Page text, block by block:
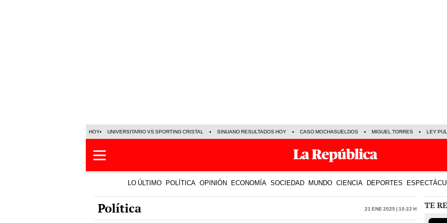
HOY UNIVERSITARIO VS SPORTING CRISTAL SINUANO RESULTADOS HOY CASO MOCHASUELDOS MIGUEL TORRES LEY
LO ÚLTIMO POLÍTICA OPINIÓN ECONOMÍA SOCIEDAD MUNDO CIENCIA DEPORTES
Política 21 Ene 2025 | 10:22 h TE